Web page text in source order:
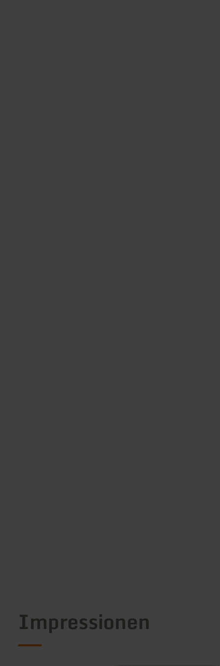
Impressionen